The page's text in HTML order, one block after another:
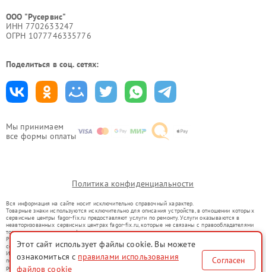
Мы принимаем
все формы оплаты
ООО "Русервис"
ИНН 7702633247
ОГРН 1077746335776
Поделиться в соц. сетях:
Политика конфиденциальности
Вся информация на сайте носит исключительно справочный характер.
Товарные знаки используются исключительно для описания устройств, в отношении которых
сервисные центры fagor-fix.ru предоставляют услуги по ремонту. Услуги оказываются в
неавторизованных сервисных центрах fagor-fix.ru, которые не связаны с правообладателями
товарных знаков или их официальными представителями.
Ремонт осуществляется для устройств, уже введенных в гражданский оборот в соответствии
со статьей 1487 ГК РФ.
Использование товарных знаков не преследует цели индивидуализации услуг или введения
потребителей в заблуждение, а служит для информирования о предоставляемых услугах по
ремонту техники указанных брендов.
Этот сайт использует файлы cookie. Вы можете
ознакомиться с правилами использования
файлов cookie
Согласен